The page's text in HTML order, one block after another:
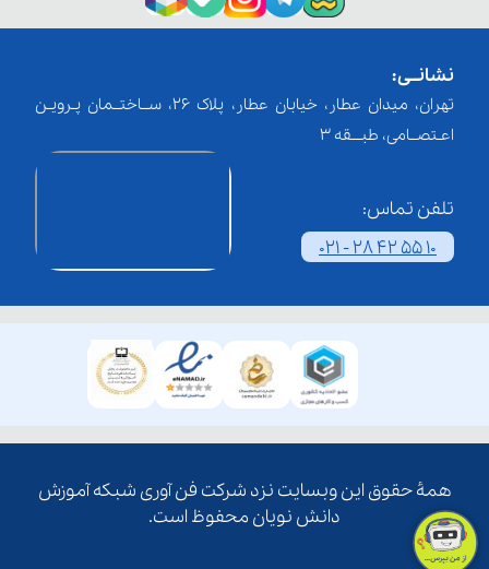
نشانــی:
تهران، میدان عطار، خیابان عطار، پلاک 26، ســاختــمان پـرویـن
اعـتصــامی، طبـــقه 3
تلفن تماس:
021 - 28 42 55 10
همۀ حقوق این وبسایت نزد شرکت فن آوری شبکه آموزش
دانش نویان محفوظ است.